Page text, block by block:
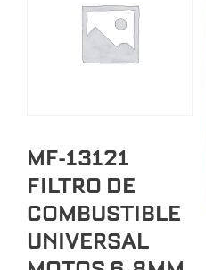
MF-13121
FILTRO DE
COMBUSTIBLE
UNIVERSAL